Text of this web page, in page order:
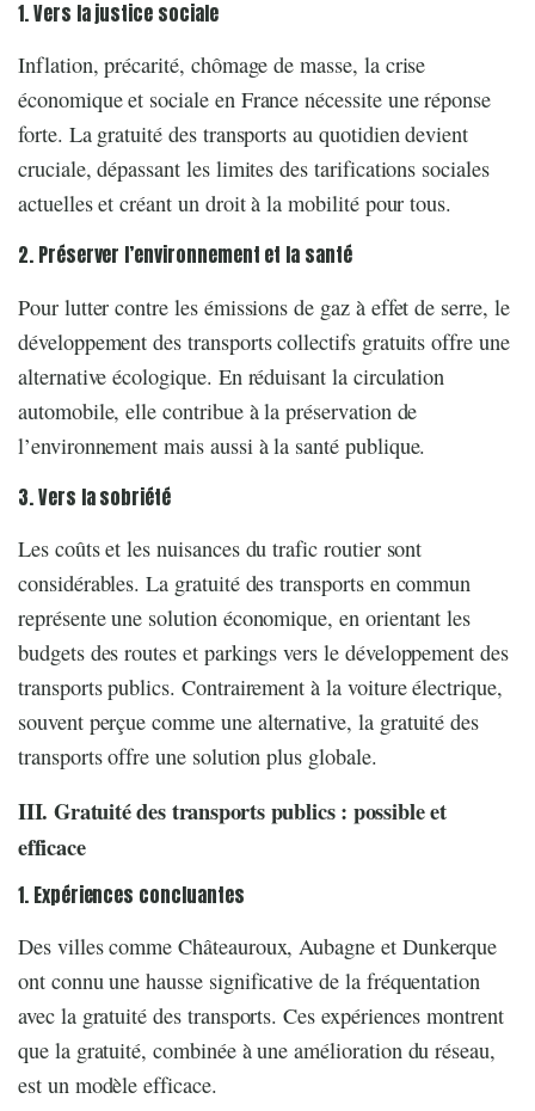
1. Vers la justice sociale
Inflation, précarité, chômage de masse, la crise
économique et sociale en France nécessite une réponse
forte. La gratuité des transports au quotidien devient
cruciale, dépassant les limites des tarifications sociales
actuelles et créant un droit à la mobilité pour tous.
2. Préserver l’environnement et la santé
Pour lutter contre les émissions de gaz à effet de serre, le
développement des transports collectifs gratuits offre une
alternative écologique. En réduisant la circulation
automobile, elle contribue à la préservation de
l’environnement mais aussi à la santé publique.
3. Vers la sobriété
Les coûts et les nuisances du trafic routier sont
considérables. La gratuité des transports en commun
représente une solution économique, en orientant les
budgets des routes et parkings vers le développement des
transports publics. Contrairement à la voiture électrique,
souvent perçue comme une alternative, la gratuité des
transports offre une solution plus globale.
III. Gratuité des transports publics : possible et
efficace
1. Expériences concluantes
Des villes comme Châteauroux, Aubagne et Dunkerque
ont connu une hausse significative de la fréquentation
avec la gratuité des transports. Ces expériences montrent
que la gratuité, combinée à une amélioration du réseau,
est un modèle efficace.